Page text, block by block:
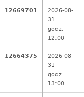
12669701
2026-08-
31
godz.
12:00
12664375
2026-08-
31
godz.
13:00